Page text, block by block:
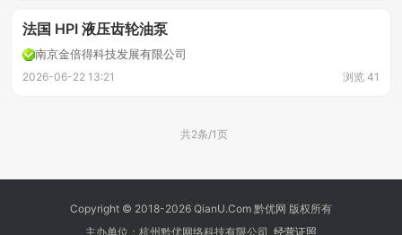
法国 HPI 液压齿轮油泵
南京金倍得科技发展有限公司
2026-06-22 13:21 浏览 41
共2条/1页
Copyright © 2018-2026 QianU.Com 黔优网 版权所有
主办单位：杭州黔优网络科技有限公司 经营证照